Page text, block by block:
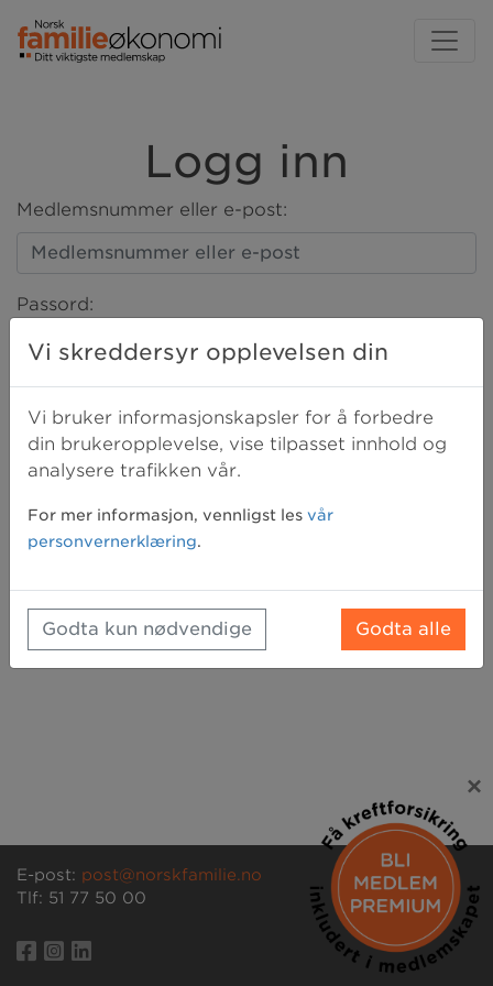
Logg inn
Medlemsnummer eller e-post:
Passord:
LOGG INN
E-post: post@norskfamilie.no
Tlf: 51 77 50 00
×
Vi skreddersyr opplevelsen din
Vi bruker informasjonskapsler for å forbedre
din brukeropplevelse, vise tilpasset innhold og
analysere trafikken vår.
For mer informasjon, vennligst les vår
personvernerklæring.
Godta kun nødvendige Godta alle